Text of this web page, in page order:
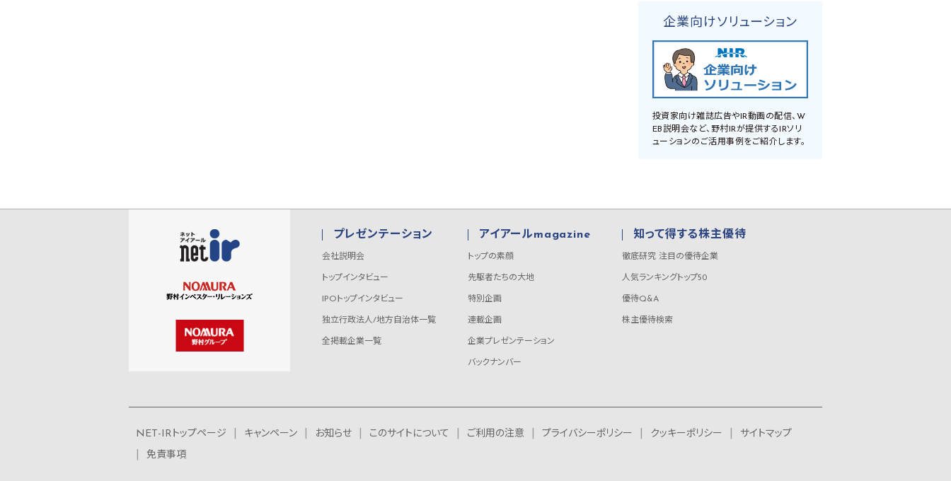
企業向けソリューション
投資家向け雑誌広告やIR動画の配信、W
EB説明会など、野村IRが提供するIRソリ
ューションのご活用事例をご紹介します。
プレゼンテーション
会社説明会
トップインタビュー
IPOトップインタビュー
独立行政法人/地方自治体一覧
全掲載企業一覧
アイアールmagazine
トップの素顔
先駆者たちの大地
特別企画
連載企画
企業プレゼンテーション
バックナンバー
知って得する株主優待
徹底研究 注目の優待企業
人気ランキングトップ50
優待Q&A
株主優待検索
NET-IRトップページ キャンペーン お知らせ このサイトについて ご利用の注意 プライバシーポリシー クッキーポリシー
サイトマップ
免責事項